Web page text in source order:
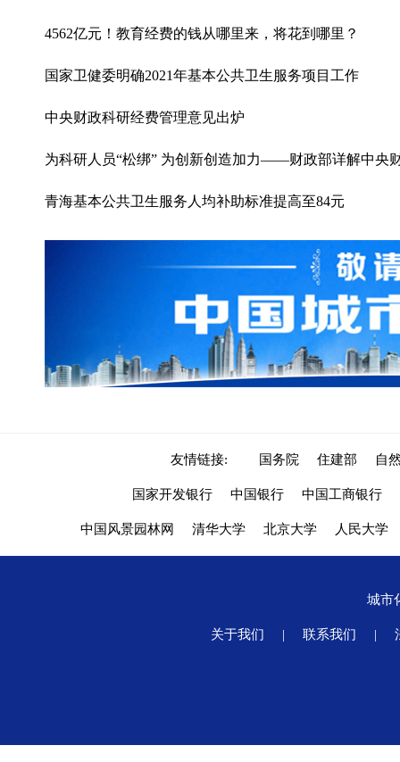
4562亿元！教育经费的钱从哪里来，将花到哪里？
国家卫健委明确2021年基本公共卫生服务项目工作
中央财政科研经费管理意见出炉
为科研人员“松绑” 为创新创造加力——财政部详解中央
青海基本公共卫生服务人均补助标准提高至84元
友情链接: 国务院 住建部 自
国家开发银行 中国银行 中国工商银行
中国风景园林网 清华大学 北京大学 人民大学
城市
关于我们 | 联系我们 |